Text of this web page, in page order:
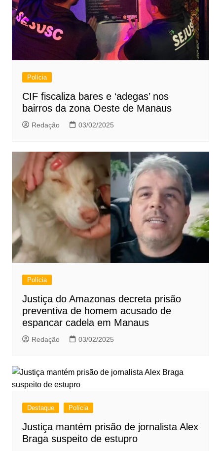
Polícia
CIF fiscaliza bares e ‘adegas’ nos
bairros da zona Oeste de Manaus
Redação 03/02/2025
Polícia
Justiça do Amazonas decreta prisão
preventiva de homem acusado de
espancar cadela em Manaus
Redação 03/02/2025
Destaque Polícia
Justiça mantém prisão de jornalista Alex
Braga suspeito de estupro